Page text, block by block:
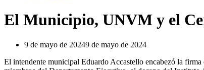
El Municipio, UNVM y el
9 de mayo de 20249 de mayo de 2024
El intendente municipal Eduardo Accastello encabezó la